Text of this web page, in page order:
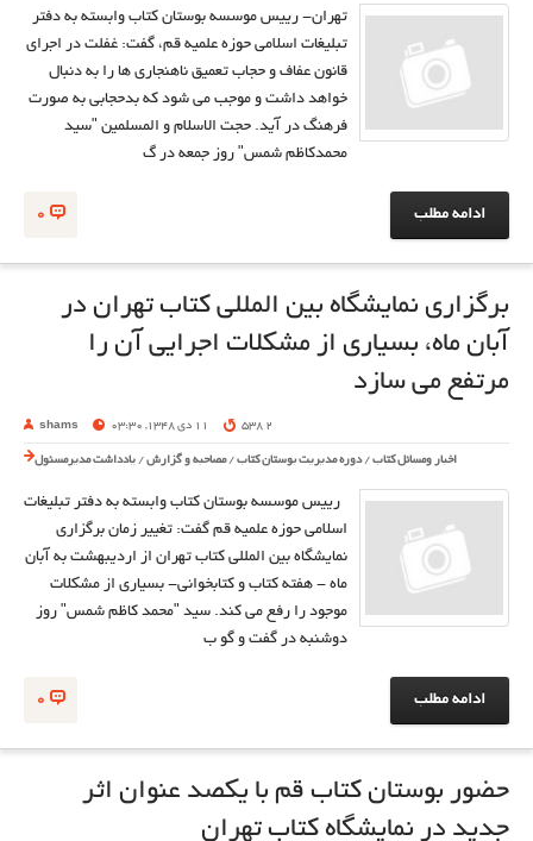
تهران- رييس موسسه بوستان کتاب وابسته به دفتر
تبليغات اسلامي حوزه علميه قم، گفت: غفلت در اجراي
قانون عفاف و حجاب تعميق ناهنجاري ها را به دنبال
خواهد داشت و موجب مي شود که بدحجابي به صورت
فرهنگ در آيد. حجت الاسلام و المسلمين "سيد
محمدکاظم شمس" روز جمعه در گ
0 ادامه مطلب
برگزاری نمايشگاه بین المللی کتاب تهران در
آبان ماه، بسياری از مشکلات اجرایی آن را
مرتفع مي سازد
shams 11 دی 1348, 03:30 2 538
اخبار ومسائل کتاب /دوره مدیریت بوستان کتاب /مصاحبه و گزارش / یادداشت مدیرمسئول
رييس موسسه بوستان کتاب وابسته به دفتر تبليغات
اسلامي حوزه علميه قم گفت: تغيير زمان برگزاري
نمايشگاه بين المللي کتاب تهران از ارديبهشت به آبان
ماه - هفته کتاب و کتابخواني- بسياري از مشکلات
موجود را رفع مي کند. سيد "محمد کاظم شمس" روز
دوشنبه در گفت و گو ب
0 ادامه مطلب
حضور بوستان کتاب قم با یکصد عنوان اثر
جدید در نمایشگاه کتاب تهران